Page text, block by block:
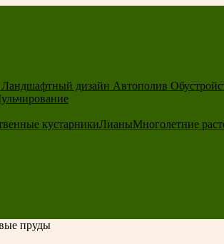
Ландшафтный дизайн Автополив
кустарникиЛианыМноголетние
пруды